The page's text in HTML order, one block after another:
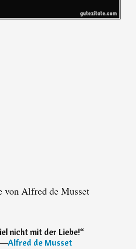
von Alfred de Musset
nicht mit der Liebe!“
Alfred de Musset